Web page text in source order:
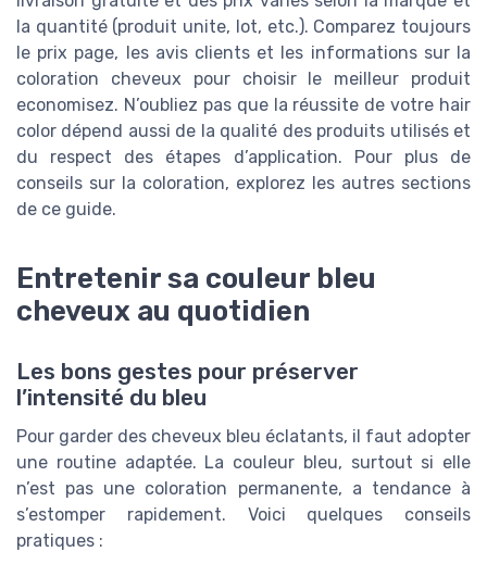
la quantité (produit unite, lot, etc.). Comparez toujours
le prix page, les avis clients et les informations sur la
coloration cheveux pour choisir le meilleur produit
economisez. N’oubliez pas que la réussite de votre hair
color dépend aussi de la qualité des produits utilisés et
du respect des étapes d’application. Pour plus de
conseils sur la coloration, explorez les autres sections
de ce guide.
Entretenir sa couleur bleu
cheveux au quotidien
Les bons gestes pour préserver
l’intensité du bleu
Pour garder des cheveux bleu éclatants, il faut adopter
une routine adaptée. La couleur bleu, surtout si elle
n’est pas une coloration permanente, a tendance à
s’estomper rapidement. Voici quelques conseils
pratiques :